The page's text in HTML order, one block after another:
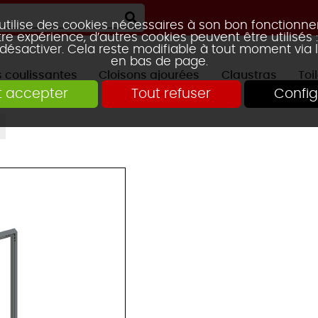
des cookies nécessaires à son bon
expérience, d’autres cookies peuvent être utilisés
Cela reste modifiable à tout moment via
en bas de page.
accepter Tout refuser
2 VANTAUX 3
coulissantes
2 VANTAUX 3
Cloisons ajourées
AVEC ÉTAGÈRE TRAVERSE CENTRALE
Claustras
CLAUSTRA HOOLE
CLAUSTRA
PORTES DE PLACARD
GALANDAGE KIT